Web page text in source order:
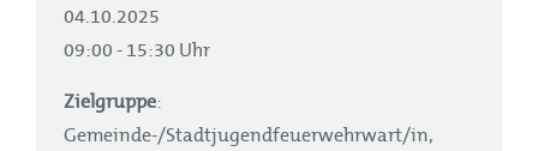
04.10.2025
09:00 - 15:30 Uhr
Zielgruppe:
Gemeinde-/Stadtjugendfeuerwehrwart/in,